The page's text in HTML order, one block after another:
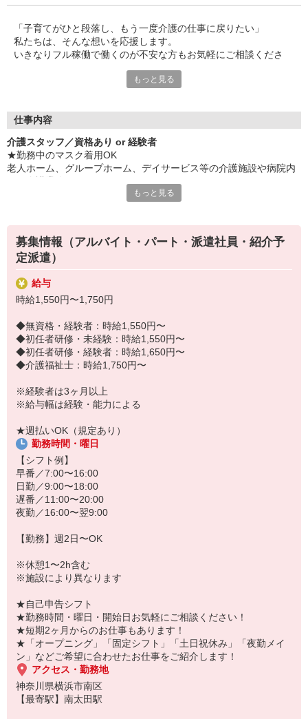
「子育てがひと段落し、もう一度介護の仕事に戻りたい」
私たちは、そんな想いを応援します。
いきなりフル稼働で働くのが不安な方もお気軽にご相談くださ
ブランクがある方も安心して再スタートできるよう、条件に合っ
未経験から挑戦できるお仕事も多数あるので、ブランクが不安な
方も安心してリスタートできます。
選択肢の幅が広い点も魅力です。
家事や子育て、介護、趣味などプライベートを大切にしながら介
新しい一歩を踏み出す場として、ぜひご検討ください。
もっと見る
仕事内容
介護スタッフ／資格あり or 経験者
★勤務中のマスク着用OK
老人ホーム、グループホーム、デイサービス等の介護施設や病院内
・薬やおしぼりの準備などのケア
・体操や季節ごとのレクリエーション
・歩行、車椅子の介助
・見守り
※施設により異なります
20代・30代・40代・50代・60代、
若手からミドル、中高年（エルダー）、シニア世代まで幅広く活躍
中！
「すぐに働けるところはないかな…」
「しっかり稼げるアルバイトを探してる。」
もっと見る
募集情報（アルバイト・パート・派遣社員・紹介予
定派遣）
給与
時給1,550円〜1,750円
◆無資格・経験者：時給1,550円〜
◆初任者研修・未経験：時給1,550円〜
◆初任者研修・経験者：時給1,650円〜
◆介護福祉士：時給1,750円〜
※経験者は3ヶ月以上
※給与幅は経験・能力による
★週払いOK（規定あり）
勤務時間・曜日
【シフト例】
早番／7:00〜16:00
日勤／9:00〜18:00
遅番／11:00〜20:00
夜勤／16:00〜翌9:00
【勤務】週2日〜OK
※休憩1〜2h含む
※施設により異なります
★自己申告シフト
★勤務時間・曜日・開始日お気軽にご相談ください！
★短期2ヶ月からのお仕事もあります！
★「オープニング」「固定シフト」「土日祝休み」「夜勤メイ
ン」などご希望に合わせたお仕事をご紹介します！
アクセス・勤務地
神奈川県横浜市南区
【最寄駅】南太田駅